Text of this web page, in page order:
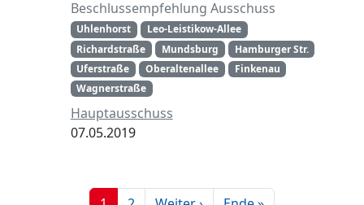
Beschlussempfehlung Ausschuss
Uhlenhorst
Leo-Leistikow-Allee
Richardstraße
Mundsburg
Hamburger Str.
Uferstraße
Oberaltenallee
Finkenau
Wagnerstraße
Hauptausschuss
07.05.2019